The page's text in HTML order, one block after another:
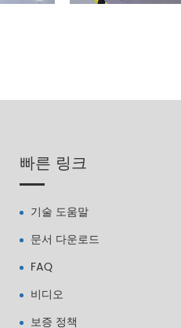
빠른 링크
기술 도움말
문서 다운로드
FAQ
비디오
보증 정책